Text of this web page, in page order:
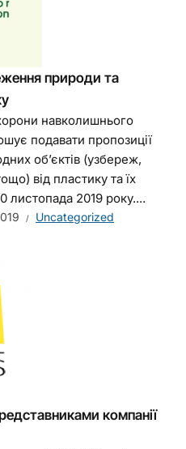
природи та
навколишнього
подавати пропозиції
об’єктів (узбереж,
від пластику та їх
2019 року....
Uncategorized
компанії